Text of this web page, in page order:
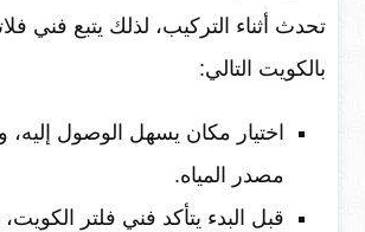
تحدث أثناء التركيب، لذلك يتبع فني
بالكويت التالي:
اختيار مكان يسهل الوصول إليه،
مصدر المياه.
قبل البدء يتأكد فني فلتر